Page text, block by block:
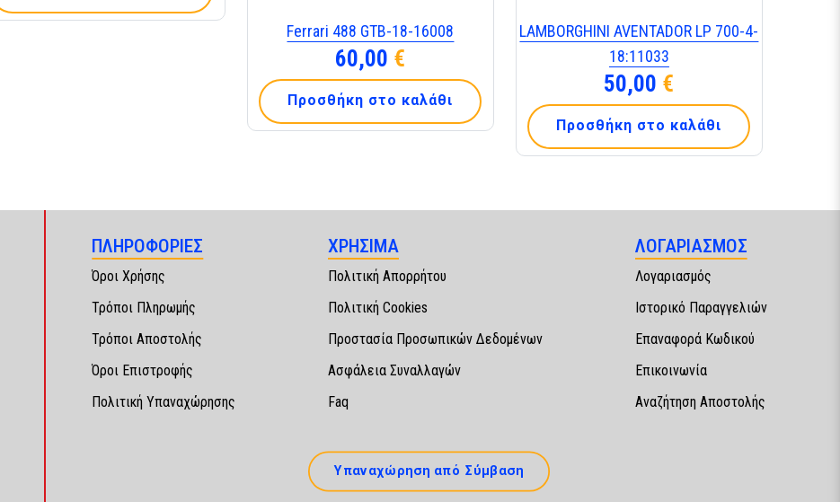
Ferrari 488 GTB-18-16008
60,00 €
Προσθήκη στο καλάθι
LAMBORGHINI AVENTADOR LP 700-4-
18:11033
50,00 €
Προσθήκη στο καλάθι
ΠΛΗΡΟΦΟΡΙΕΣ
Όροι Χρήσης
Τρόποι Πληρωμής
Τρόποι Αποστολής
Όροι Επιστροφής
Πολιτική Υπαναχώρησης
ΧΡΗΣΙΜΑ
Πολιτική Απορρήτου
Πολιτική Cookies
Προστασία Προσωπικών Δεδομένων
Ασφάλεια Συναλλαγών
Faq
ΛΟΓΑΡΙΑΣΜΟΣ
Λογαριασμός
Ιστορικό Παραγγελιών
Επαναφορά Κωδικού
Επικοινωνία
Αναζήτηση Αποστολής
Υπαναχώρηση από Σύμβαση